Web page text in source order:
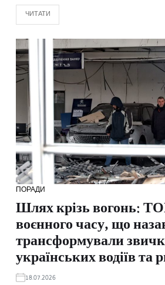
ЧИТАТИ
ПОРАДИ
Шлях крізь вогонь:
воєнного часу, що
трансформували
українських водіїв та
18.07.2026